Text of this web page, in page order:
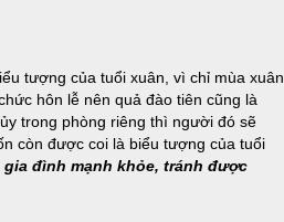
tượng của tuổi xuân, vì chỉ mùa xuân,
hôn lễ nên quả đào tiên cũng là
trong phòng riêng thì người đó sẽ
còn được coi là biểu tượng của tuổi
đình mạnh khỏe, tránh được